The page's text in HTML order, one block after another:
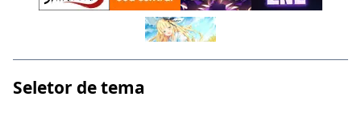
Seletor de tema